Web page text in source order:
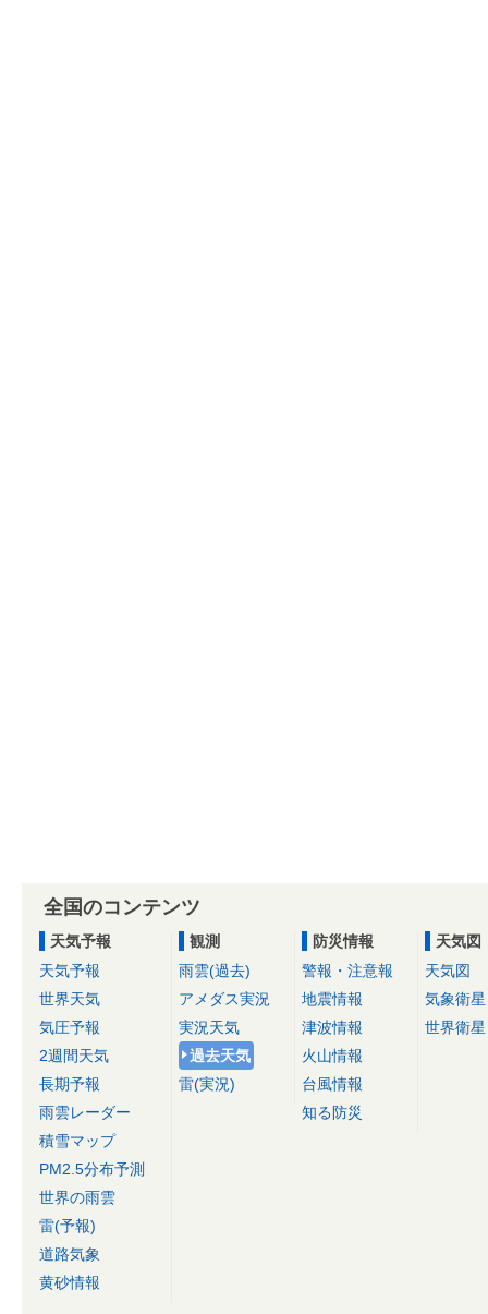
全国のコンテンツ
天気予報
天気予報
世界天気
気圧予報
2週間天気
長期予報
雨雲レーダー
積雪マップ
PM2.5分布予測
世界の雨雲
雷(予報)
道路気象
黄砂情報
観測
雨雲(過去)
アメダス実況
実況天気
過去天気
雷(実況)
防災情報
警報・注意報
地震情報
津波情報
火山情報
台風情報
知る防災
天気図
天気図
気象衛星
世界衛星